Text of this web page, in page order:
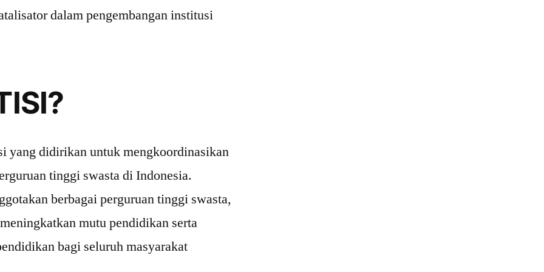
dalam pengembangan institusi
yang didirikan untuk mengkoordinasikan
tinggi swasta di Indonesia.
berbagai perguruan tinggi swasta,
mutu pendidikan serta
bagi seluruh masyarakat